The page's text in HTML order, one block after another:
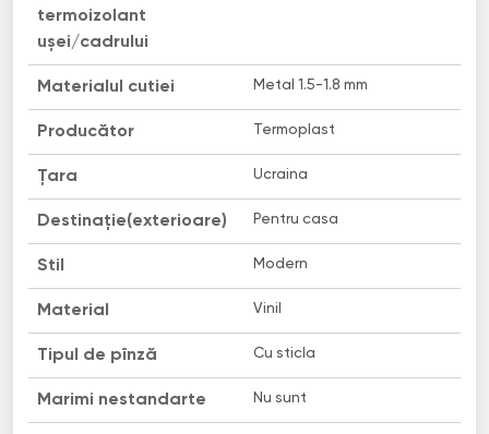
termoizolant
uşei/cadrului
Materialul cutiei Metal 1.5-1.8 mm
Producător Termoplast
Țara Ucraina
Destinație(exterioare) Pentru casa
Stil Modern
Material Vinil
Tipul de pînză Сu sticla
Marimi nestandarte Nu sunt